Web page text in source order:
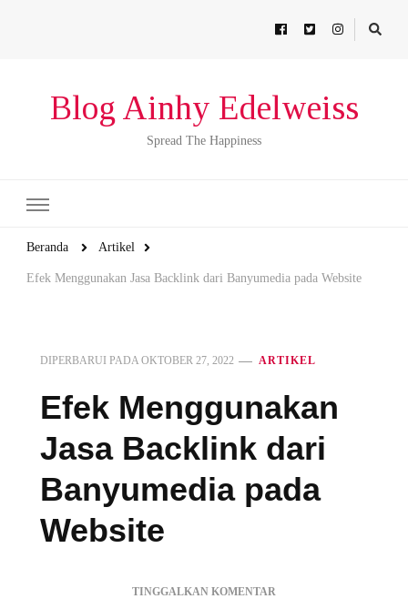
Blog Ainhy Edelweiss
Spread The Happiness
Beranda Artikel
Efek Menggunakan Jasa Backlink dari Banyumedia pada Website
DIPERBARUI PADA OKTOBER 27, 2022 ARTIKEL
Efek Menggunakan
Jasa Backlink dari
Banyumedia pada
Website
TINGGALKAN KOMENTAR